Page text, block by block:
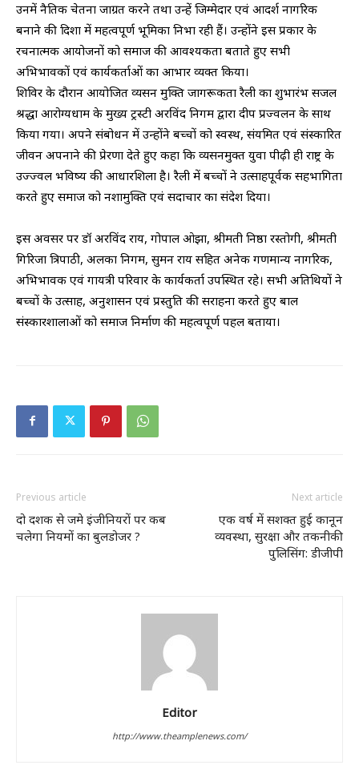
उनमें नैतिक चेतना जाग्रत करने तथा उन्हें जिम्मेदार एवं आदर्श नागरिक
बनाने की दिशा में महत्वपूर्ण भूमिका निभा रही हैं। उन्होंने इस प्रकार के
रचनात्मक आयोजनों को समाज की आवश्यकता बताते हुए सभी
अभिभावकों एवं कार्यकर्ताओं का आभार व्यक्त किया।
शिविर के दौरान आयोजित व्यसन मुक्ति जागरूकता रैली का शुभारंभ सजल
श्रद्धा आरोग्यधाम के मुख्य ट्रस्टी अरविंद निगम द्वारा दीप प्रज्वलन के साथ
किया गया। अपने संबोधन में उन्होंने बच्चों को स्वस्थ, संयमित एवं संस्कारित
जीवन अपनाने की प्रेरणा देते हुए कहा कि व्यसनमुक्त युवा पीढ़ी ही राष्ट्र के
उज्ज्वल भविष्य की आधारशिला है। रैली में बच्चों ने उत्साहपूर्वक सहभागिता
करते हुए समाज को नशामुक्ति एवं सदाचार का संदेश दिया।
इस अवसर पर डॉ अरविंद राय, गोपाल ओझा, श्रीमती निष्ठा रस्तोगी, श्रीमती
गिरिजा त्रिपाठी, अलका निगम, सुमन राय सहित अनेक गणमान्य नागरिक,
अभिभावक एवं गायत्री परिवार के कार्यकर्ता उपस्थित रहे। सभी अतिथियों ने
बच्चों के उत्साह, अनुशासन एवं प्रस्तुति की सराहना करते हुए बाल
संस्कारशालाओं को समाज निर्माण की महत्वपूर्ण पहल बताया।
Previous article
दो दशक से जमे इंजीनियरों पर कब
चलेगा नियमों का बुलडोजर ?
Next article
एक वर्ष में सशक्त हुई कानून
व्यवस्था, सुरक्षा और तकनीकी
पुलिसिंग: डीजीपी
Editor
http://www.theamplenews.com/